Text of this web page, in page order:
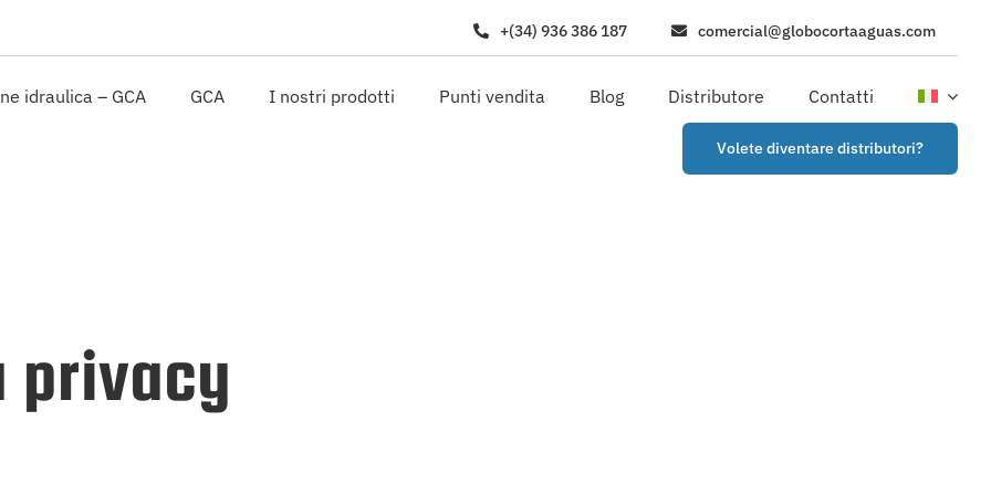
+(34) 936 386 187 comercial@globocortaaguas.com
idraulica – GCA GCA I nostri prodotti Punti vendita Blog Distributore Contatti
Volete diventare distributori?
privacy